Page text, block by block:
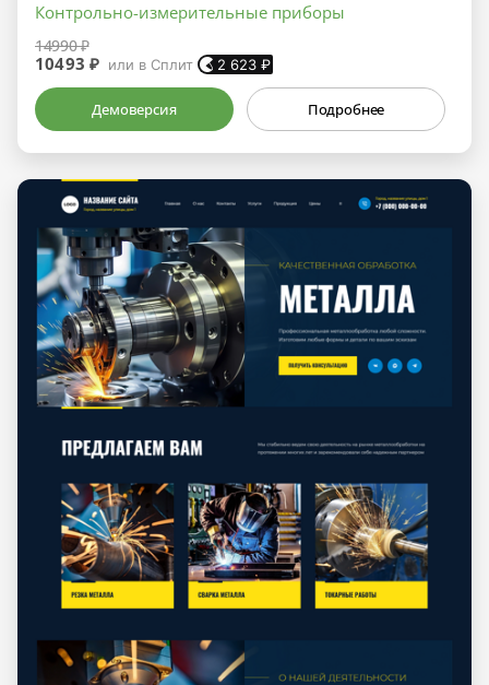
Контрольно-измерительные приборы
14990 ₽
10493 ₽ или в Сплит 2 623 ₽
Демоверсия Подробнее